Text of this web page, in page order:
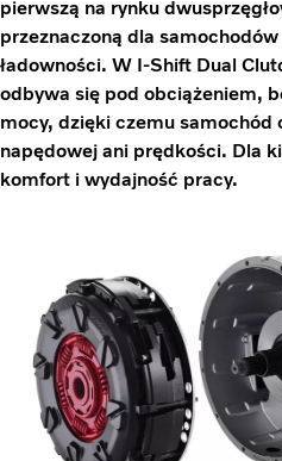
pierwszą na rynku
przeznaczoną dla
ładowności. W I-Shift Dual
odbywa się pod obciążeniem,
mocy, dzięki czemu samochód
napędowej ani prędkości. Dla
komfort i wydajność pracy.